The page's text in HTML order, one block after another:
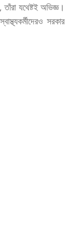
যথেষ্টই অভিজ্ঞ।
সরকার